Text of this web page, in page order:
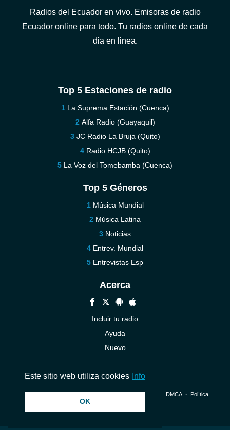
Radios del Ecuador en vivo. Emisoras de radio
Ecuador online para todo. Tu radios online de cada
dia en linea.
Top 5 Estaciones de radio
La Suprema Estación (Cuenca)
Alfa Radio (Guayaquil)
JC Radio La Bruja (Quito)
Radio HCJB (Quito)
La Voz del Tomebamba (Cuenca)
Top 5 Géneros
Música Mundial
Música Latina
Noticias
Entrev. Mundial
Entrevistas Esp
Acerca
Incluir tu radio
Ayuda
Nuevo
© 2026 InstantAudio. Reservados todos los derechos. ・ DMCA・ Política
Este sitio web utiliza cookies Info
OK